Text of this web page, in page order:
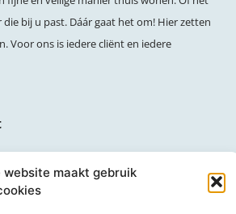
website maakt gebruik
bij u past. Dáár gaat het om! Hier zetten
Voor ons is iedere cliënt en iedere